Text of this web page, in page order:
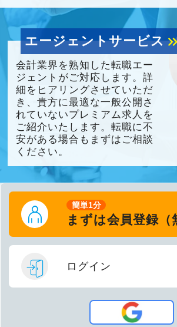
エージェントサービスkeyboard_double_arrow_right
会計業界を熟知した転職エー
ジェントがご対応します。詳
細をヒアリングさせていただ
き、貴方に最適な一般公開さ
れていないプレミアム求人を
ご紹介いたします。転職に不
安がある場合もまずはご相談
ください。
簡単1分
まずは会員登録（
ログイン